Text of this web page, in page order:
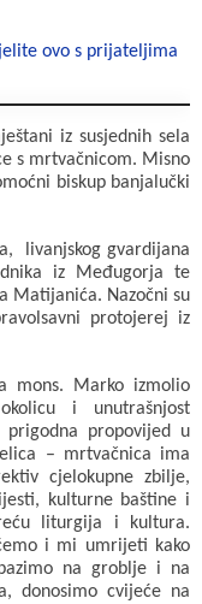
ovo s prijateljima
iz susjednih sela
s mrtvačnicom. Misno
biskup banjalučki
livanjskog gvardijana
iz Međugorja te
Matijanića. Nazočni su
protojerej iz
mons. Marko izmolio
i unutrašnjost
propovijed u
– mrtvačnica ima
cjelokupne zbilje,
kulturne baštine i
liturgija i kultura.
i mi umrijeti kako
na groblje i na
donosimo cvijeće na